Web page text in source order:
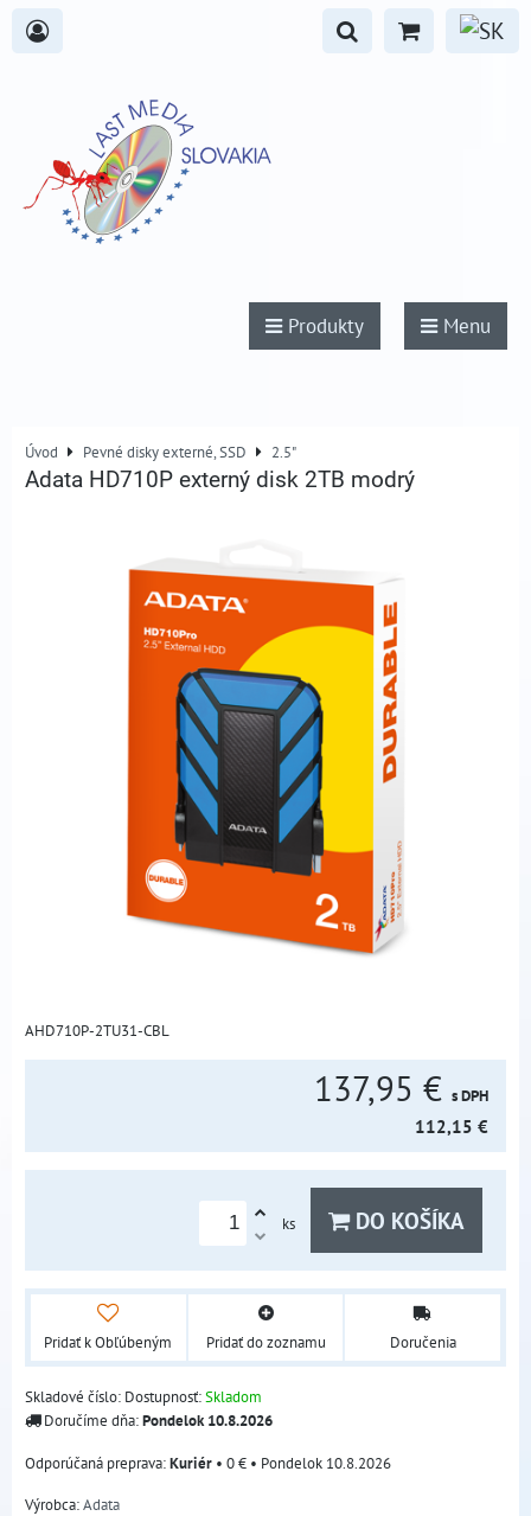
Produkty Menu
Úvod Pevné disky externé, SSD 2.5"
Adata HD710P externý disk 2TB modrý
AHD710P-2TU31-CBL
137,95 € s DPH
112,15 €
ks DO KOŠÍKA
Pridať k Obľúbeným Pridať do zoznamu Doručenia
Skladové číslo: Dostupnosť:Skladom
Doručíme dňa:Pondelok10.8.2026
Kuriér • 0 € • Pondelok 10.8.2026
Výrobca:Adata